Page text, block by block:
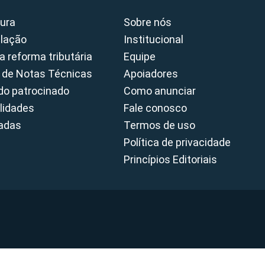
reforma tributária
Notas Técnicas
patrocinado
Sobre nós
Institucional
Equipe
Apoiadores
Como anunciar
Fale conosco
Termos de uso
Política de privacidade
Princípios Editoriais